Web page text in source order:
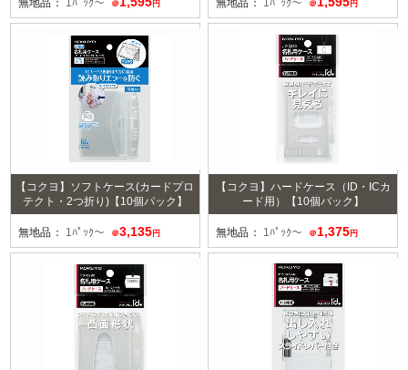
無地品： 1ﾊﾟｯｸ～ ＠ 円 無地品： 1ﾊﾟｯｸ～ ＠ 円
【コクヨ】ソフトケース(カードプロ
テクト・2つ折り)【10個パック】
無地品： 1ﾊﾟｯｸ～ ＠3,135 円
【コクヨ】ハードケース（ID・ICカ
ード用）【10個パック】
無地品： 1ﾊﾟｯｸ～ ＠1,375 円